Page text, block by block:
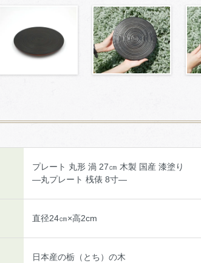
プレート 丸形 渦 27㎝ 木製 国産 漆塗り
―丸プレート 桟俵 8寸―
直径24㎝×高2cm
日本産の栃（とち）の木